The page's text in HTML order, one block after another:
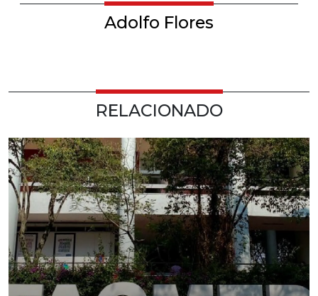
Adolfo Flores
RELACIONADO